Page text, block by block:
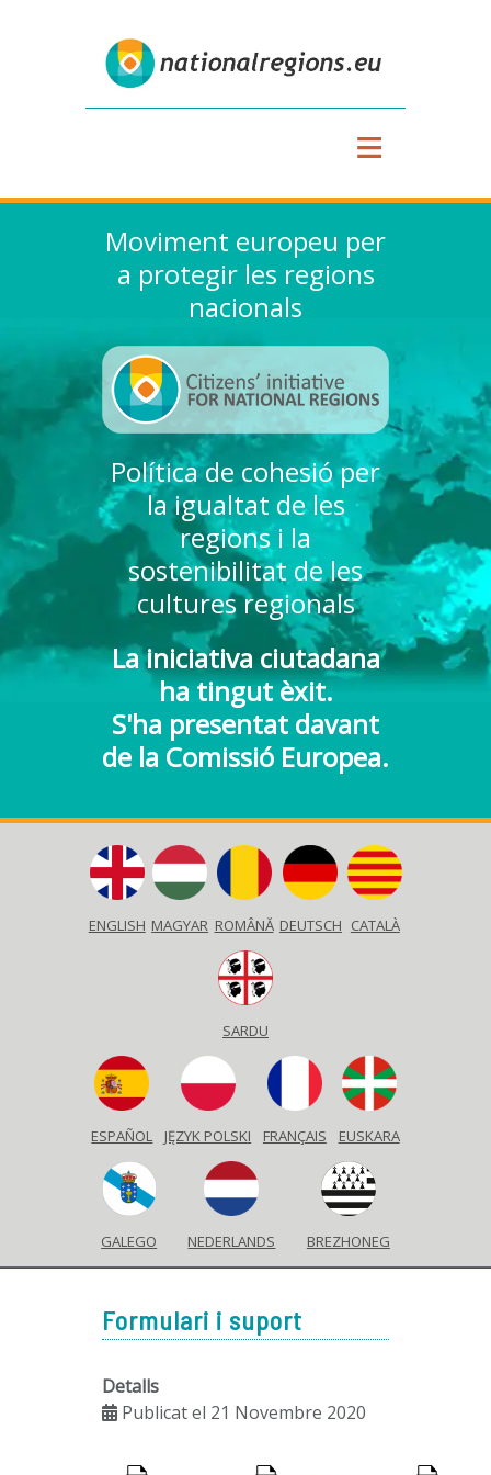
≡
Moviment europeu per
a protegir les regions
nacionals
Política de cohesió per
la igualtat de les
regions i la
sostenibilitat de les
cultures regionals
La iniciativa ciutadana
ha tingut èxit.
S'ha presentat davant
de la Comissió Europea.
ENGLISH MAGYAR ROMÂNĂ DEUTSCH CATALÀ
SARDU
ESPAÑOL JĘZYK POLSKI FRANÇAIS EUSKARA
GALEGO NEDERLANDS BREZHONEG
Formulari i suport
Detalls
Publicat el 21 Novembre 2020